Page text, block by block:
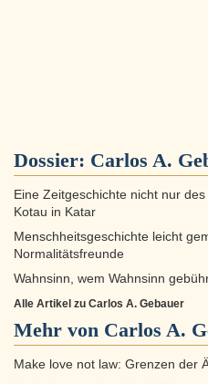
Dossier: Carlos A.
Eine Zeitgeschichte nicht nur
Kotau in Katar
Menschheitsgeschichte leicht
Normalitätsfreunde
Wahnsinn, wem Wahnsinn
Alle Artikel zu Carlos A. Gebauer
Mehr von Carlos A.
Make love not law: Grenzen der